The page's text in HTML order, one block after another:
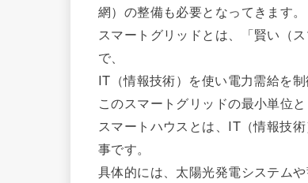
網）の整備も必要となってきます。
スマートグリッドとは、「賢い（
で、
IT（情報技術）を使い電力需給を制
このスマートグリッドの最小単位
スマートハウスとは、IT（情報技
事です。
具体的には、太陽光発電システム